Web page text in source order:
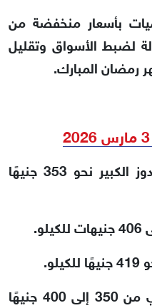
بأسعار منخفضة من
لضبط الأسواق وتقليل
رمضان المبارك.
سجل سعر كيلو اللحوم الكندوز الكبير نحو 353 جنيهًا
تراوح سعر كيلو الكبدة البلدي من 350 إلى 400 جنيهًا